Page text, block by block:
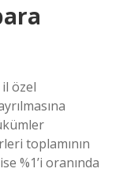
il özel
toplamının
%1’i oranında